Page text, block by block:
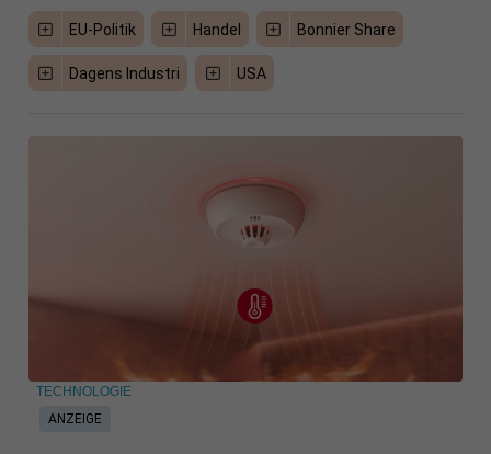
EU-Politik Handel Bonnier Share
Dagens Industri USA
ANZEIGE
TECHNOLOGIE